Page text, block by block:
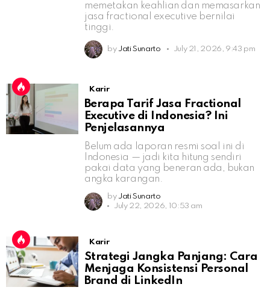
memetakan keahlian dan memasarkan
jasa fractional executive bernilai
tinggi.
by Jati Sunarto July 21, 2026, 9:43 pm
Karir
Berapa Tarif Jasa Fractional
Executive di Indonesia? Ini
Penjelasannya
Belum ada laporan resmi soal ini di
Indonesia — jadi kita hitung sendiri
pakai data yang beneran ada, bukan
angka karangan.
by Jati Sunarto
July 22, 2026, 10:53 am
Karir
Strategi Jangka Panjang: Cara
Menjaga Konsistensi Personal
Brand di LinkedIn